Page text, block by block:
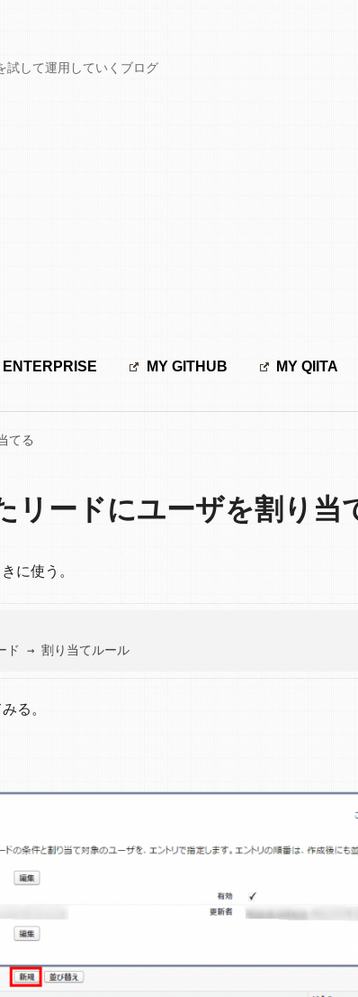
試して運用していくブログ
MY GITHUB MY QIITA
てる
リードにユーザを割り当
に使う。
設定 → アプリケーションの設定 → カスタマイズ → リード → 割り当てルール
る。